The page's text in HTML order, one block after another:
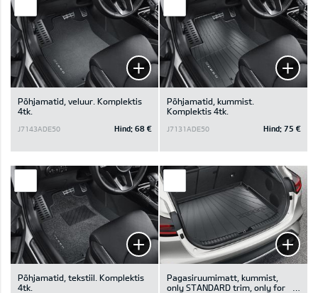
Põhjamatid, veluur. Komplektis
4tk.
J7143ADE50 Hind: 68 €
Põhjamatid, kummist.
Komplektis 4tk.
J7131ADE50 Hind: 75 €
Põhjamatid, tekstiil. Komplektis
4tk.
Pagasiruumimatt, kummist,
only STANDARD trim, only for